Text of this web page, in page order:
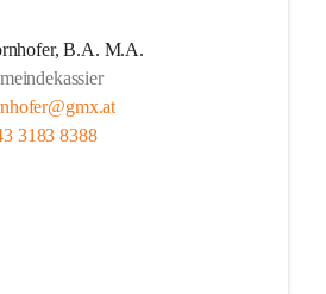
B.A. M.A.
3183 8388